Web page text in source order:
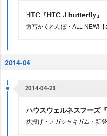
HTC『HTC J butterfly』
激写かくれんぼ・ALL NEW!
2014-04
2014-04-28
ハウスウェルネスフーズ『
枕投げ・メガシャキガム・新